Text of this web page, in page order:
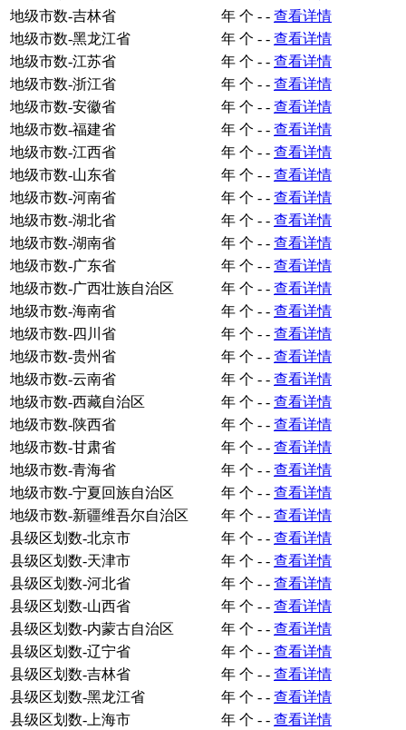
地级市数-吉林省
年 个 - - 查看详情
地级市数-黑龙江省
年 个 - - 查看详情
地级市数-江苏省
年 个 - - 查看详情
地级市数-浙江省
年 个 - - 查看详情
地级市数-安徽省
年 个 - - 查看详情
地级市数-福建省
年 个 - - 查看详情
地级市数-江西省
年 个 - - 查看详情
地级市数-山东省
年 个 - - 查看详情
地级市数-河南省
年 个 - - 查看详情
地级市数-湖北省
年 个 - - 查看详情
地级市数-湖南省
年 个 - - 查看详情
地级市数-广东省
年 个 - - 查看详情
地级市数-广西壮族自治区
年 个 - - 查看详情
地级市数-海南省
年 个 - - 查看详情
地级市数-四川省
年 个 - - 查看详情
地级市数-贵州省
年 个 - - 查看详情
地级市数-云南省
年 个 - - 查看详情
地级市数-西藏自治区
年 个 - - 查看详情
地级市数-陕西省
年 个 - - 查看详情
地级市数-甘肃省
年 个 - - 查看详情
地级市数-青海省
年 个 - - 查看详情
地级市数-宁夏回族自治区
年 个 - - 查看详情
地级市数-新疆维吾尔自治区
年 个 - - 查看详情
县级区划数-北京市
年 个 - - 查看详情
县级区划数-天津市
年 个 - - 查看详情
县级区划数-河北省
年 个 - - 查看详情
县级区划数-山西省
年 个 - - 查看详情
县级区划数-内蒙古自治区
年 个 - - 查看详情
县级区划数-辽宁省
年 个 - - 查看详情
县级区划数-吉林省
年 个 - - 查看详情
县级区划数-黑龙江省
年 个 - - 查看详情
县级区划数-上海市
年 个 - - 查看详情